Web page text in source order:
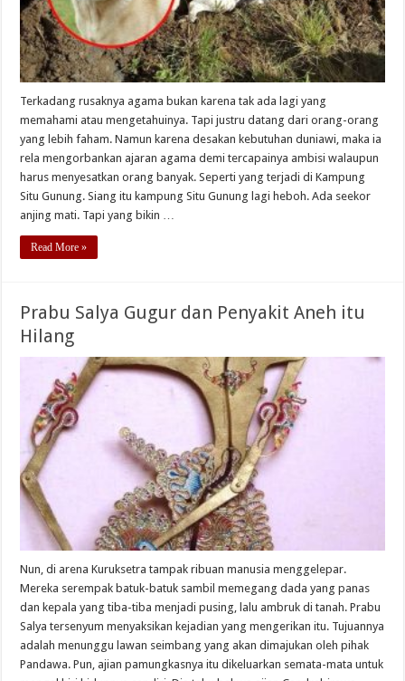
Terkadang rusaknya agama bukan karena tak ada lagi yang
memahami atau mengetahuinya. Tapi justru datang dari orang-orang
yang lebih faham. Namun karena desakan kebutuhan duniawi, maka ia
rela mengorbankan ajaran agama demi tercapainya ambisi walaupun
harus menyesatkan orang banyak. Seperti yang terjadi di Kampung
Situ Gunung. Siang itu kampung Situ Gunung lagi heboh. Ada seekor
anjing mati. Tapi yang bikin …
Read More »
Prabu Salya Gugur dan Penyakit Aneh itu
Hilang
Nun, di arena Kuruksetra tampak ribuan manusia menggelepar.
Mereka serempak batuk-batuk sambil memegang dada yang panas
dan kepala yang tiba-tiba menjadi pusing, lalu ambruk di tanah. Prabu
Salya tersenyum menyaksikan kejadian yang mengerikan itu. Tujuannya
adalah menunggu lawan seimbang yang akan dimajukan oleh pihak
Pandawa. Pun, ajian pamungkasnya itu dikeluarkan semata-mata untuk